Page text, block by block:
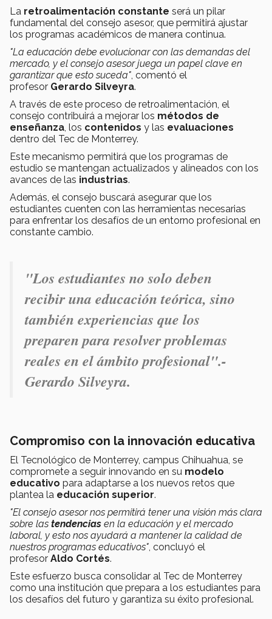
La retroalimentación constante será un pilar
fundamental del consejo asesor, que permitirá ajustar
los programas académicos de manera continua.
"La educación debe evolucionar con las demandas del
mercado, y el consejo asesor juega un papel clave en
garantizar que esto suceda" , comentó el
profesor Gerardo Silveyra.
A través de este proceso de retroalimentación, el
consejo contribuirá a mejorar los métodos de
enseñanza , los contenidos y las evaluaciones
dentro del Tec de Monterrey.
Este mecanismo permitirá que los programas de
estudio se mantengan actualizados y alineados con los
avances de las industrias.
Además, el consejo buscará asegurar que los
estudiantes cuenten con las herramientas necesarias
para enfrentar los desafíos de un entorno profesional en
constante cambio.
"Los estudiantes no solo deben
recibir una educación teórica, sino
también experiencias que los
preparen para resolver problemas
reales en el ámbito profesional".-
Gerardo Silveyra.
Compromiso con la innovación educativa
El Tecnológico de Monterrey, campus Chihuahua, se
compromete a seguir innovando en su modelo
educativo para adaptarse a los nuevos retos que
plantea la educación superior.
"El consejo asesor nos permitirá tener una visión más clara
sobre las tendencias en la educación y el mercado
laboral, y esto nos ayudará a mantener la calidad de
nuestros programas educativos" , concluyó el
profesor Aldo Cortés.
Este esfuerzo busca consolidar al Tec de Monterrey
como una institución que prepara a los estudiantes para
los desafíos del futuro y garantiza su éxito profesional.